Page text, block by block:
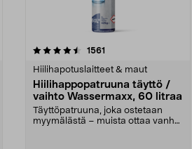
1561
Hiilihapotuslaitteet & maut
Hiilihappopatruuna täyttö /
vaihto Wassermaxx, 60 litraa
Täyttöpatruuna, joka ostetaan
myymälästä – muista ottaa vanha
4.5viidestä